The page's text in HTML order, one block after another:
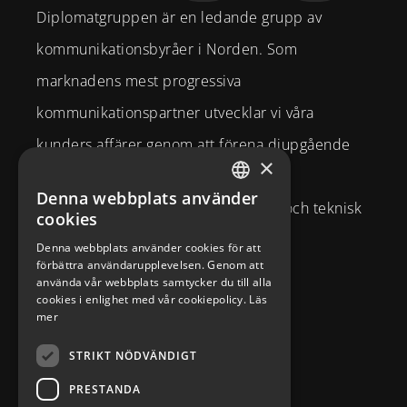
Diplomatgruppen är en ledande grupp av
kommunikationsbyråer i Norden. Som
marknadens mest progressiva
kommunikationspartner utvecklar vi våra
kunders affärer genom att förena djupgående
strategisk affärsförståelse och
varumärkesexpertis med kreativitet och teknisk
kompetens.
Brahegatan 10
114 37 Stockholm
+46 8 58 80 95 00
SWEDISH
×
Denna webbplats använder
cookies
Denna webbplats använder cookies för att
förbättra användarupplevelsen. Genom att
använda vår webbplats samtycker du till alla
cookies i enlighet med vår cookiepolicy. Läs
mer
STRIKT NÖDVÄNDIGT
PRESTANDA